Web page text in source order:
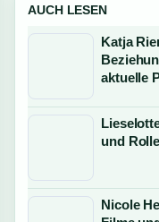
AUCH LESEN
Katja
aktuelle
und
Nicole